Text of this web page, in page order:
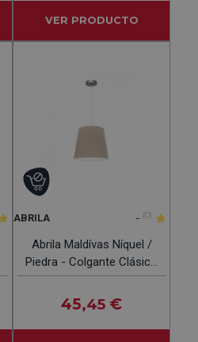
VER PRODUCTO
ABRILA - (0)
Abrila Maldívas Níquel /
Piedra - Colgante Clásico
1xE27 35 Cm
45,45 €